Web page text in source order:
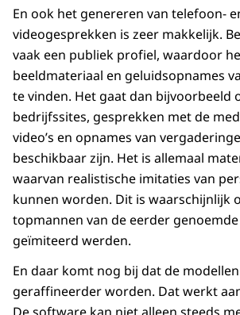
En ook het genereren van telefoon-
videogesprekken is zeer makkelijk.
vaak een publiek profiel, waardoor
beeldmateriaal en geluidsopnames
te vinden. Het gaat dan bijvoorbeeld
bedrijfssites, gesprekken met de
video’s en opnames van
beschikbaar zijn. Het is allemaal
waarvan realistische imitaties van
kunnen worden. Dit is waarschijnlijk
topmannen van de eerder
geïmiteerd werden.
En daar komt nog bij dat de
geraffineerder worden. Dat werkt
De software kan niet alleen steeds